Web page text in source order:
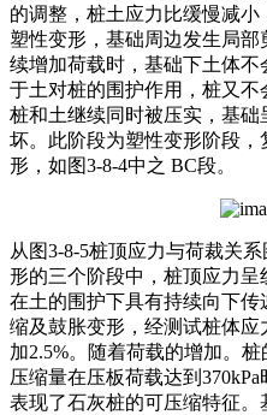
的调整，桩土应力比缓慢减
塑性变形，基础周边发生局
续增加荷载时，基础下土体
于土对桩的围护作用，桩又
桩和土继续同时被压实，基
坏。此阶段为塑性变形阶段
形，如图3-8-4中之 BC段。
从图3-8-5桩顶应力与荷裁关
形的三个阶段中，桩顶应力
在土的围护下具有持续向下
缩及鼓胀变形，经测试桩体应
加2.5%。随着荷载的增加。
压缩量在压板荷载达到370kPa
表现了石灰桩的可压缩特征